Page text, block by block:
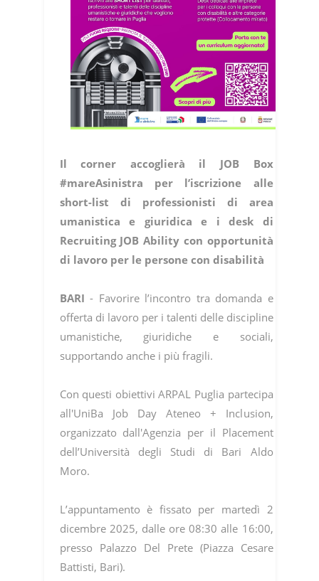
Il corner accoglierà il JOB Box
#mareAsinistra per l’iscrizione alle
short-list di professionisti di area
umanistica e giuridica e i desk di
Recruiting JOB Ability con opportunità
di lavoro per le persone con disabilità
BARI - Favorire l’incontro tra domanda e
offerta di lavoro per i talenti delle discipline
umanistiche, giuridiche e sociali,
supportando anche i più fragili.
Con questi obiettivi ARPAL Puglia partecipa
all'UniBa Job Day Ateneo + Inclusion,
organizzato dall'Agenzia per il Placement
dell’Università degli Studi di Bari Aldo
Moro.
L’appuntamento è fissato per martedì 2
dicembre 2025, dalle ore 08:30 alle 16:00,
presso Palazzo Del Prete (Piazza Cesare
Battisti, Bari).